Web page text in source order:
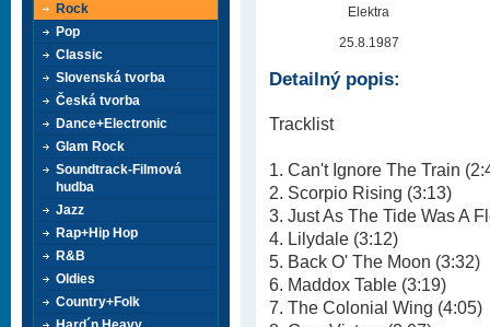
Elektra
25.8.1987
Detailný popis:
Tracklist
1. Can't Ignore The Train
2. Scorpio Rising (3:13)
3. Just As The Tide Was A
4. Lilydale (3:12)
5. Back O' The Moon (3:32)
6. Maddox Table (3:19)
7. The Colonial Wing (4:05)
Rock
Pop
Classic
Slovenská tvorba
Česká tvorba
Dance+Electronic
Glam Rock
Soundtrack-Filmová
hudba
Jazz
Rap+Hip Hop
R&B
Oldies
Country+Folk